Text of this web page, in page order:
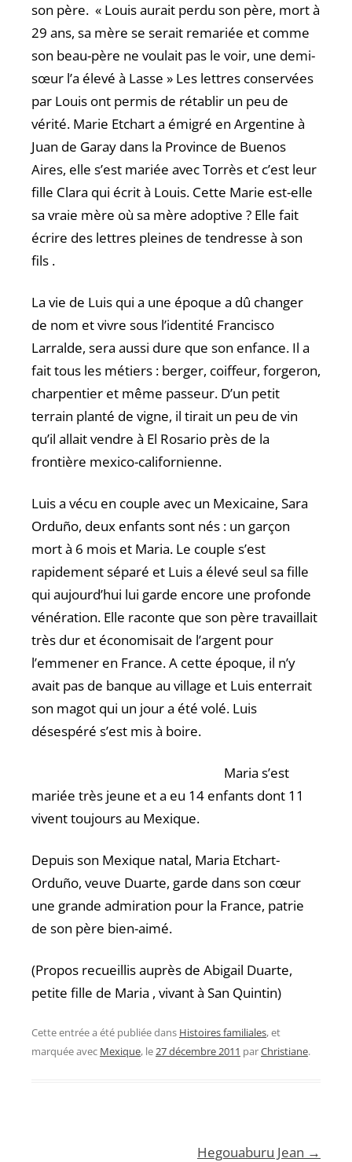
son père. « Louis aurait perdu son père, mort à
29 ans, sa mère se serait remariée et comme
son beau-père ne voulait pas le voir, une demi-
sœur l’a élevé à Lasse » Les lettres conservées
par Louis ont permis de rétablir un peu de
vérité. Marie Etchart a émigré en Argentine à
Juan de Garay dans la Province de Buenos
Aires, elle s’est mariée avec Torrès et c’est leur
fille Clara qui écrit à Louis. Cette Marie est-elle
sa vraie mère où sa mère adoptive ? Elle fait
écrire des lettres pleines de tendresse à son
fils .
La vie de Luis qui a une époque a dû changer
de nom et vivre sous l’identité Francisco
Larralde, sera aussi dure que son enfance. Il a
fait tous les métiers : berger, coiffeur, forgeron,
charpentier et même passeur. D’un petit
terrain planté de vigne, il tirait un peu de vin
qu’il allait vendre à El Rosario près de la
frontière mexico-californienne.
Luis a vécu en couple avec un Mexicaine, Sara
Orduño, deux enfants sont nés : un garçon
mort à 6 mois et Maria. Le couple s’est
rapidement séparé et Luis a élevé seul sa fille
qui aujourd’hui lui garde encore une profonde
vénération. Elle raconte que son père travaillait
très dur et économisait de l’argent pour
l’emmener en France. A cette époque, il n’y
avait pas de banque au village et Luis enterrait
son magot qui un jour a été volé. Luis
désespéré s’est mis à boire.
Maria s’est
mariée très jeune et a eu 14 enfants dont 11
vivent toujours au Mexique.
Depuis son Mexique natal, Maria Etchart-
Orduño, veuve Duarte, garde dans son cœur
une grande admiration pour la France, patrie
de son père bien-aimé.
(Propos recueillis auprès de Abigail Duarte,
petite fille de Maria , vivant à San Quintin)
Cette entrée a été publiée dans Histoires familiales, et
marquée avec Mexique, le27 décembre 2011 parChristiane.
Hegouaburu Jean →